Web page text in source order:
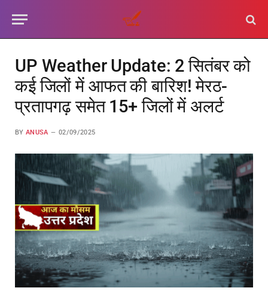
UP Weather Update: 2 सितंबर को
कई जिलों में आफत की बारिश! मेरठ-
प्रतापगढ़ समेत 15+ जिलों में अलर्ट
BY ANUSA 02/09/2025